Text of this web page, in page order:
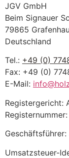
JGV GmbH
Beim Signauer
79865
Deutschland
Tel.: +49 (0)
Fax: +49 (0)
E-Mail:
Registergericht:
Umsatzsteuer-